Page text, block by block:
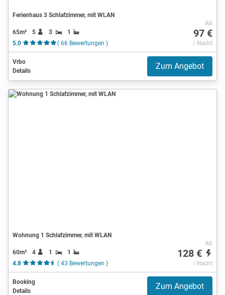
Ferienhaus 3 Schlafzimmer, mit WLAN
65m² 5 3
1
5.0
( 66 Bewertungen )
Ab
97 €
/ Nacht
Vrbo
Details
Zum Angebot
Wohnung 1 Schlafzimmer, mit WLAN
60m² 4 1
1
4.8
( 43 Bewertungen )
Ab
128 €
/ Nacht
Booking
Details
Zum Angebot